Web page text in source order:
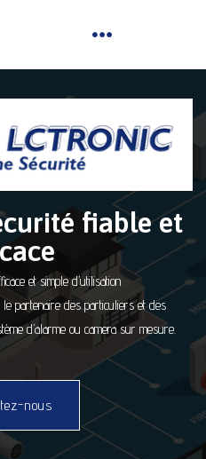
fiable et
et simple d’utilisation
partenaire des particuliers et des
d’alarme ou camera sur mesure.
nous